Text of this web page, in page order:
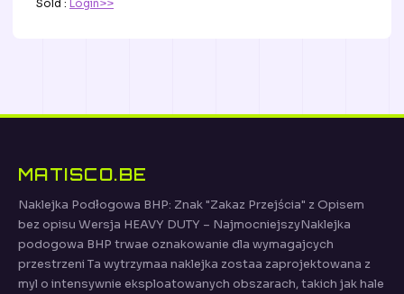
Sold : Login>>
MATISCO.BE
Naklejka Podłogowa BHP: Znak "Zakaz Przejścia" z Opisem
bez opisu Wersja HEAVY DUTY – NajmocniejszyNaklejka
podogowa BHP trwae oznakowanie dla wymagajcych
przestrzeni Ta wytrzymaa naklejka zostaa zaprojektowana z
myl o intensywnie eksploatowanych obszarach, takich jak hale